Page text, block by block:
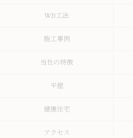
WB工法
施工事例
当社の特徴
平屋
健康住宅
アクセス